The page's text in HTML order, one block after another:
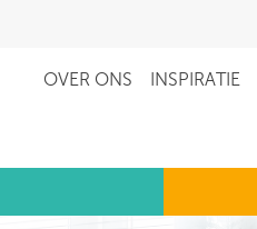
OVER ONS INSPIRATIE